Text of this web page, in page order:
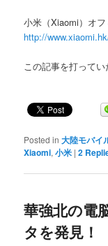
小米（Xiaomi）オフ
http://
この記事を打ってい
Posted in 大陸モバイ
Xiaomi,小米 |2
華強北の電
タを発見！